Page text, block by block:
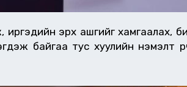
иргэдийн эрх ашгийг хамгаалах,
байгаа тус хуулийн нэмэлт